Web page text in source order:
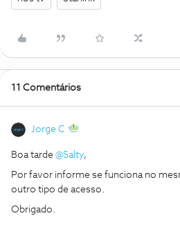
11 Comentários
Jorge C
Boa tarde ​ @Salty,
Por favor informe se funciona no
outro tipo de acesso.
Obrigado.